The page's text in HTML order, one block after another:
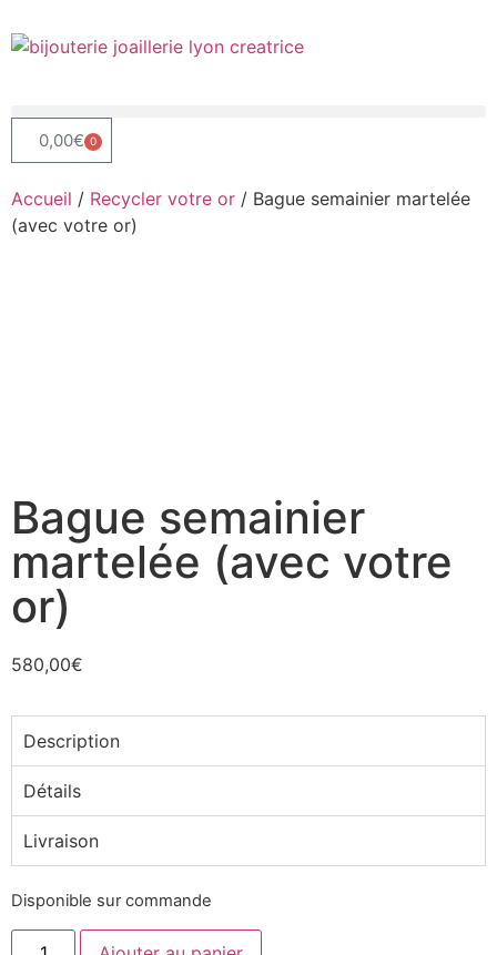
0,00€ 0
Accueil / Recycler votre or / Bague semainier martelée
(avec votre or)
Bague semainier
martelée (avec votre
or)
580,00€
Description
Détails
Livraison
Disponible sur commande